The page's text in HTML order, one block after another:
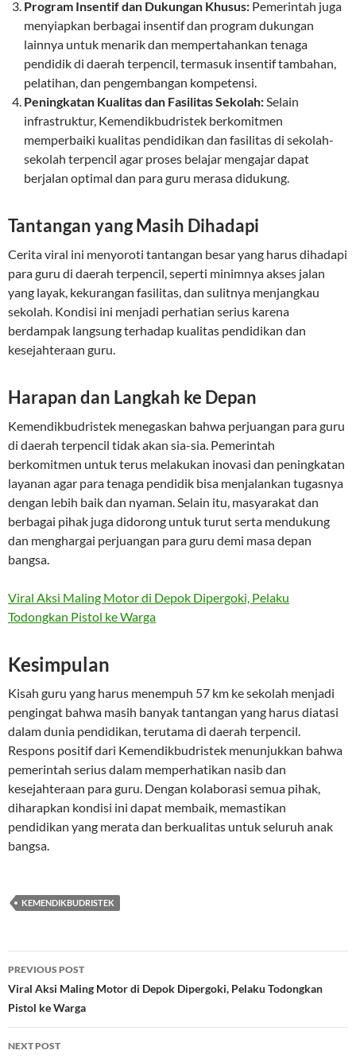
Program Insentif dan Dukungan Khusus: Pemerintah juga
menyiapkan berbagai insentif dan program dukungan
lainnya untuk menarik dan mempertahankan tenaga
pendidik di daerah terpencil, termasuk insentif tambahan,
pelatihan, dan pengembangan kompetensi.
Peningkatan Kualitas dan Fasilitas Sekolah:Selain
infrastruktur, Kemendikbudristek berkomitmen
memperbaiki kualitas pendidikan dan fasilitas di sekolah-
sekolah terpencil agar proses belajar mengajar dapat
berjalan optimal dan para guru merasa didukung.
Tantangan yang Masih Dihadapi
Cerita viral ini menyoroti tantangan besar yang harus dihadapi
para guru di daerah terpencil, seperti minimnya akses jalan
yang layak, kekurangan fasilitas, dan sulitnya menjangkau
sekolah. Kondisi ini menjadi perhatian serius karena
berdampak langsung terhadap kualitas pendidikan dan
kesejahteraan guru.
Harapan dan Langkah ke Depan
Kemendikbudristek menegaskan bahwa perjuangan para guru
di daerah terpencil tidak akan sia-sia. Pemerintah
berkomitmen untuk terus melakukan inovasi dan peningkatan
layanan agar para tenaga pendidik bisa menjalankan tugasnya
dengan lebih baik dan nyaman. Selain itu, masyarakat dan
berbagai pihak juga didorong untuk turut serta mendukung
dan menghargai perjuangan para guru demi masa depan
bangsa.
Viral Aksi Maling Motor di Depok Dipergoki, Pelaku
Todongkan Pistol ke Warga
Kesimpulan
Kisah guru yang harus menempuh 57 km ke sekolah menjadi
pengingat bahwa masih banyak tantangan yang harus diatasi
dalam dunia pendidikan, terutama di daerah terpencil.
Respons positif dari Kemendikbudristek menunjukkan bahwa
pemerintah serius dalam memperhatikan nasib dan
kesejahteraan para guru. Dengan kolaborasi semua pihak,
diharapkan kondisi ini dapat membaik, memastikan
pendidikan yang merata dan berkualitas untuk seluruh anak
bangsa.
KEMENDIKBUDRISTEK
Post
navigation
PREVIOUS POST
Viral Aksi Maling Motor di Depok Dipergoki, Pelaku Todongkan
Pistol ke Warga
NEXT POST